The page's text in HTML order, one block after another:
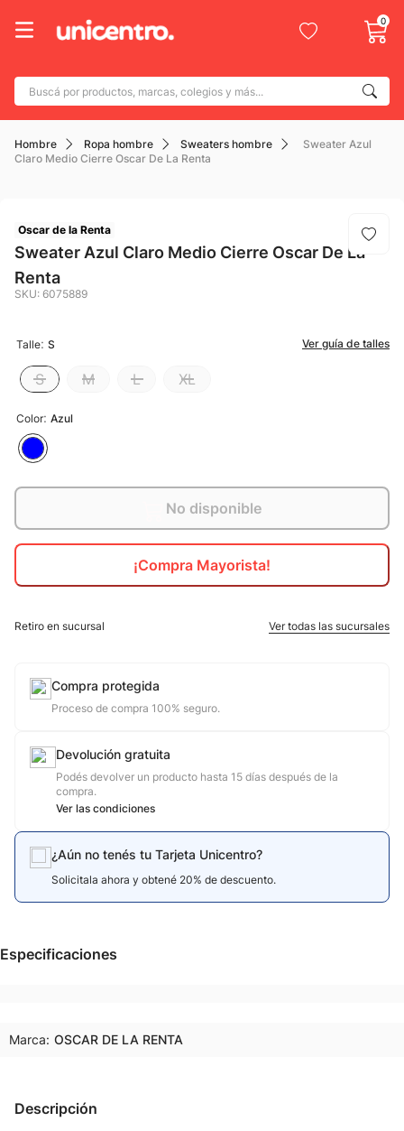
0
Buscá por productos, marcas, colegios y más...
Hombre Ropa hombre Sweaters hombre
Sweater Azul
Claro Medio Cierre Oscar De La Renta
Oscar de la Renta
Sweater Azul Claro Medio Cierre Oscar De La
Renta
SKU: 6075889
Color: Azul
Talle: S
L
M
S XL
Ver guía de talles
No disponible
¡Compra Mayorista!
Retiro en sucursal Ver todas las sucursales
Compra protegida
Proceso de compra 100% seguro.
Devolución gratuita
Podés devolver un producto hasta 15 días después de la
compra.
Ver las condiciones
¿Aún no tenés tu Tarjeta Unicentro?
Solicitala ahora y obtené 20% de descuento.
Especificaciones
Marca: OSCAR DE LA RENTA
Descripción
Términos más buscados
1. adidas
mochila
5.
7 .
8. nike
10